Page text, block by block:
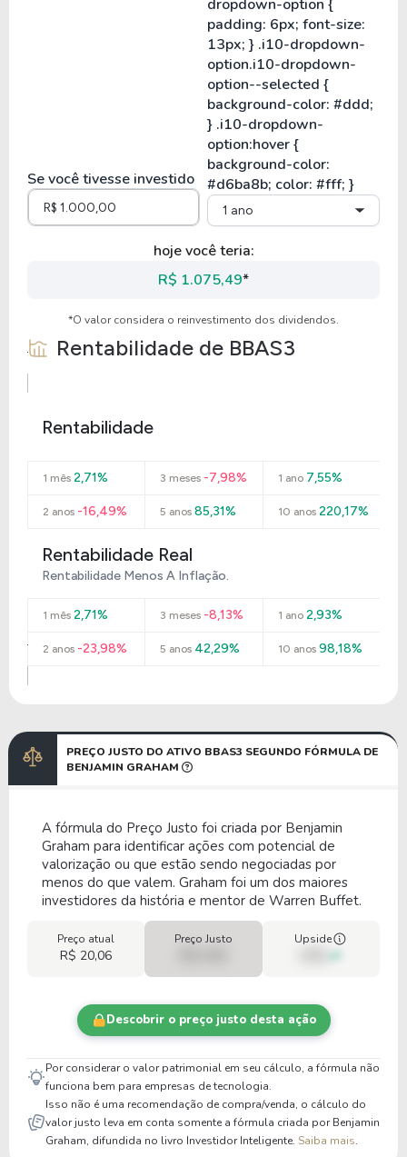
Se você tivesse investido
1 ano
hoje você teria:
R$ 1.075,49*
*O valor considera o reinvestimento dos dividendos.
Rentabilidade de BBAS3
Rentabilidade
1 mês 2,71% 3 meses -7,98% 1 ano7,55%
2 anos -16,49% 5 anos 85,31% 10 anos220,17%
Rentabilidade Real
Rentabilidade Menos A Inflação.
1 mês 2,71% 3 meses -8,13% 1 ano2,93%
2 anos -23,98% 5 anos 42,29% 10 anos98,18%
PREÇO JUSTO DO ATIVO BBAS3 SEGUNDO FÓRMULA DE
BENJAMIN GRAHAM
A fórmula do Preço Justo foi criada por Benjamin
Graham para identificar ações com potencial de
valorização ou que estão sendo negociadas por
menos do que valem. Graham foi um dos maiores
investidores da história e mentor de Warren Buffet.
Preço atual
R$ 20,06
Preço Justo Upside
Descobrir o preço justo desta ação
Por considerar o valor patrimonial em seu cálculo, a fórmula não
funciona bem para empresas de tecnologia.
Isso não é uma recomendação de compra/venda, o cálculo do
valor justo leva em conta somente a fórmula criada por Benjamin
Graham, difundida no livro Investidor Inteligente. Saiba mais.